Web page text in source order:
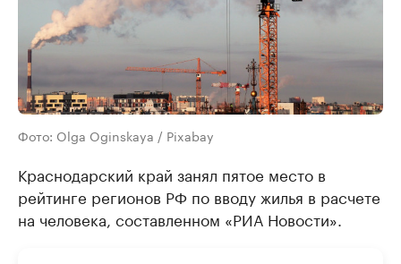
Фото: Olga Oginskaya / Pixabay
Краснодарский край занял пятое место в
рейтинге регионов РФ по вводу жилья в расчете
на человека, составленном «РИА Новости».